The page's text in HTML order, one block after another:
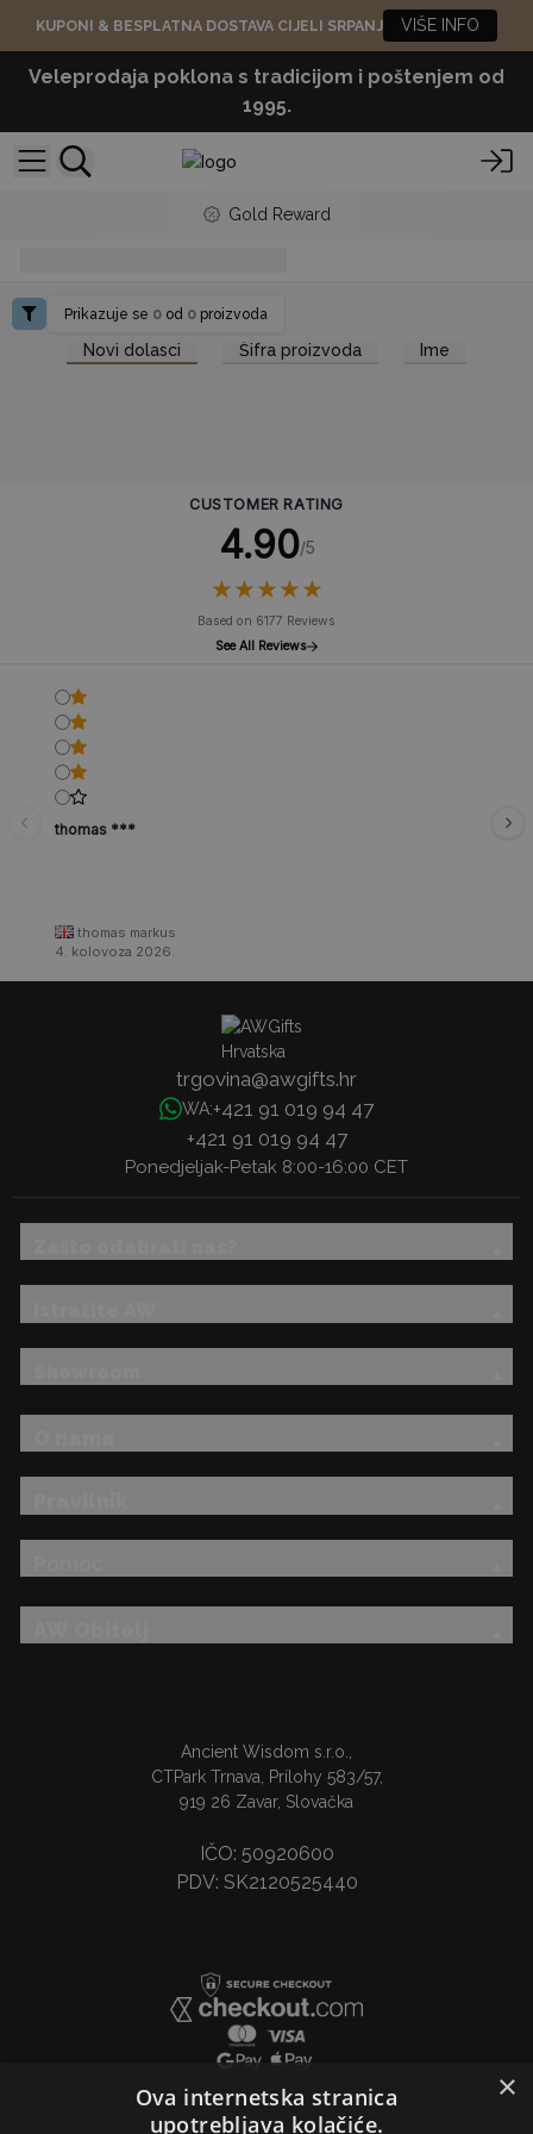
KUPONI & BESPLATNA DOSTAVA CIJELI SRPANJ VIŠE INFO
Veleprodaja poklona s tradicijom i poštenjem od
1995.
Gold Reward
Prikazuje se 0 od 0 proizvoda
Novi dolasci Šifra proizvoda Ime
CUSTOMER RATING
4.90/5
★★★★★
★★★★★
Based on 6177 Reviews
See All Reviews
thomas ***
thomas markus
4. kolovoza 2026.
trgovina@awgifts.hr
WA:+421 91 019 94 47
+421 91 019 94 47
Ponedjeljak-Petak 8:00-16:00 CET
Ancient Wisdom s.r.o.,
CTPark Trnava, Prílohy 583/57,
919 26 Zavar, Slovačka
IČO: 50920600
PDV: SK2120525440
×
Ova internetska stranica
upotrebljava kolačiće.